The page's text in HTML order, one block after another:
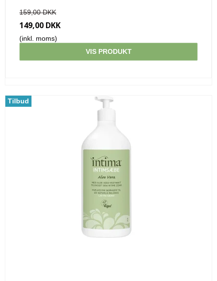
159,00 DKK
149,00 DKK
(inkl. moms)
VIS PRODUKT
Tilbud